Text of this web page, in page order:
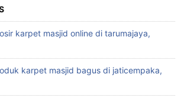
karpet masjid online di tarumajaya,
karpet masjid bagus di jaticempaka,